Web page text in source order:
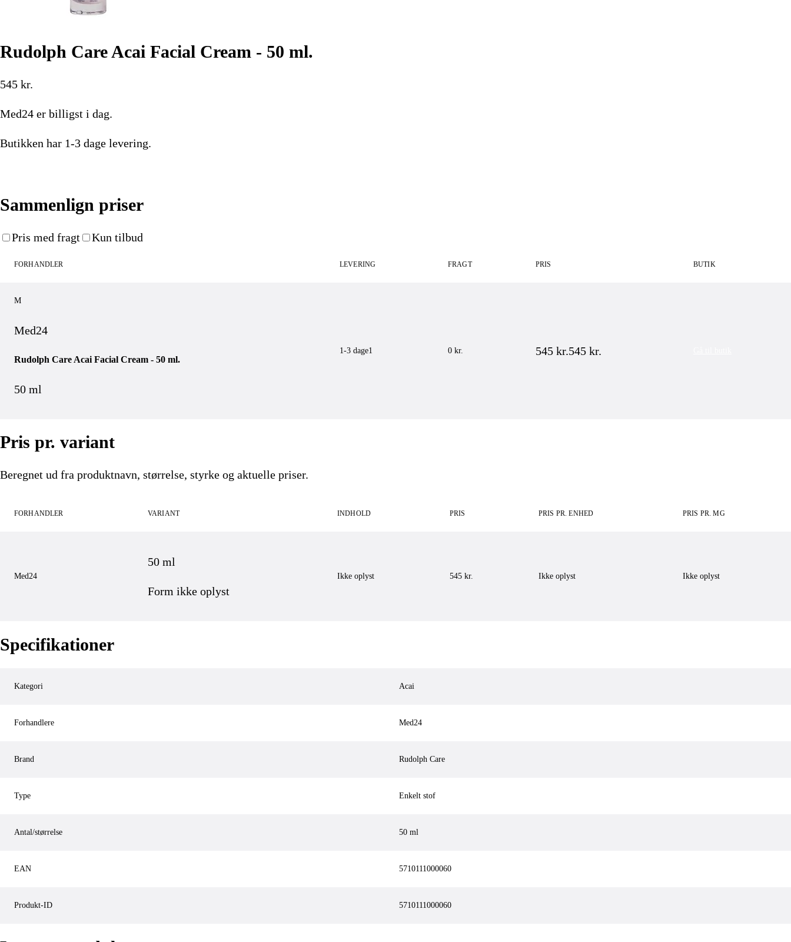
Rudolph Care Acai Facial Cream - 50 ml.
545 kr.
Med24 er billigst i dag.
Butikken har 1-3 dage levering.
Sammenlign priser
Pris med fragt Kun tilbud
FORHANDLER LEVERING FRAGT PRIS BUTIK
M
Med24
Rudolph Care Acai Facial Cream - 50 ml.
50 ml
1-3 dage1 0 kr. 545 kr.545 kr.
Pris pr. variant
Beregnet ud fra produktnavn, størrelse, styrke og aktuelle priser.
FORHANDLER VARIANT INDHOLD PRIS PRIS PR. ENHED PRIS PR. MG
Med24
50 ml
Form ikke oplyst
Ikke oplyst 545 kr. Ikke oplyst Ikke oplyst
Specifikationer
Kategori Acai
Forhandlere Med24
Brand Rudolph Care
Type Enkelt stof
Antal/størrelse 50 ml
EAN 5710111000060
Produkt-ID 5710111000060